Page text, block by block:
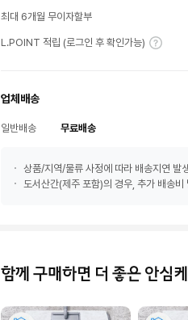
최대 6개월 무이자할부
L.POINT 적립 (로그인 후 확인가능)
업체배송
일반배송 무료배송
상품/지역/물류 사정에 따라 배송지연 발
도서산간(제주 포함)의 경우, 추가 배송비
함께 구매하면 더 좋은 안심